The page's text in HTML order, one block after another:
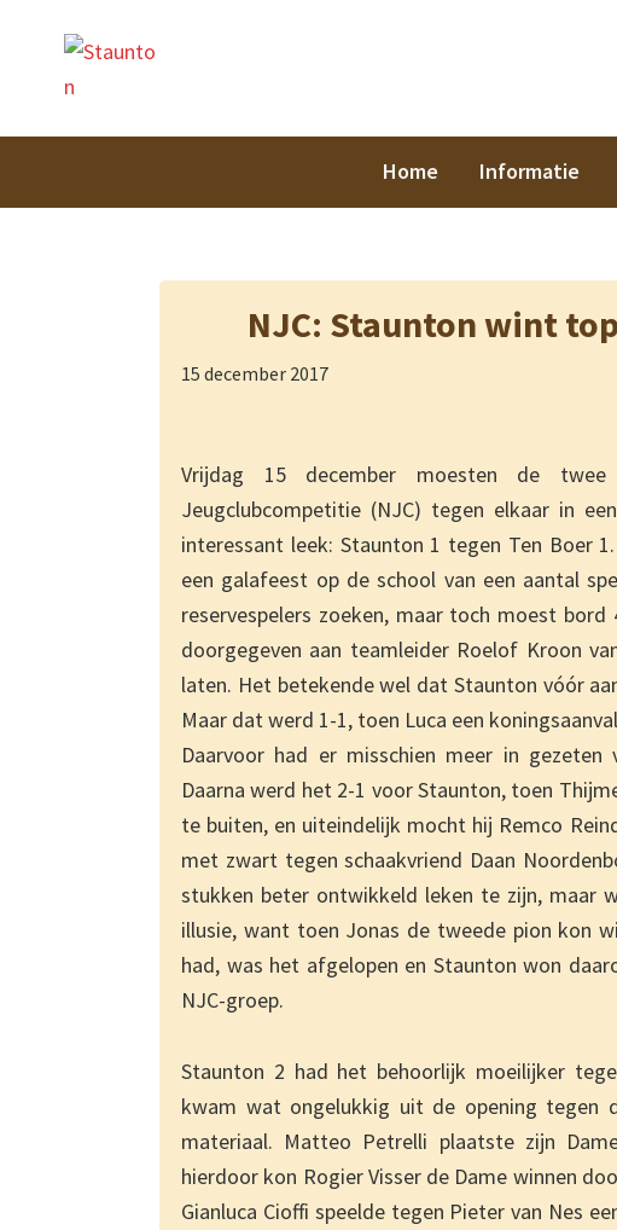
Home Informatie
NJC: Staunton wint
15 december 2017
Vrijdag 15 december moesten de
Jeugclubcompetitie (NJC) tegen elkaar in
interessant leek: Staunton 1 tegen Ten Boer
een galafeest op de school van een aantal
reservespelers zoeken, maar toch moest
doorgegeven aan teamleider Roelof Kroon
laten. Het betekende wel dat Staunton vóór
Maar dat werd 1-1, toen Luca een
Daarvoor had er misschien meer in gezeten
Daarna werd het 2-1 voor Staunton, toen
te buiten, en uiteindelijk mocht hij Remco
met zwart tegen schaakvriend Daan
stukken beter ontwikkeld leken te zijn, maar
illusie, want toen Jonas de tweede pion kon
had, was het afgelopen en Staunton won
NJC-groep.
Staunton 2 had het behoorlijk moeilijker
kwam wat ongelukkig uit de opening tegen
materiaal. Matteo Petrelli plaatste zijn
hierdoor kon Rogier Visser de Dame winnen
Gianluca Cioffi speelde tegen Pieter van Nes